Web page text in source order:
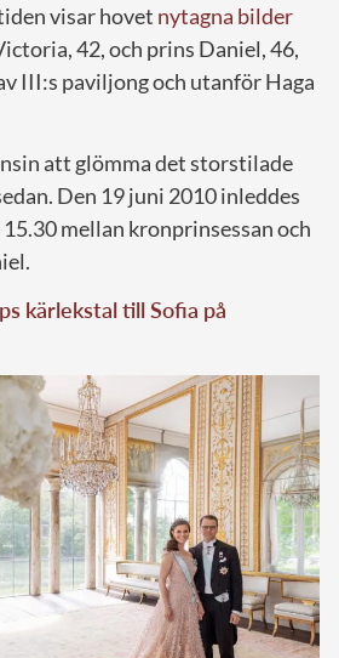
visar hovet nytagna bilder
42, och prins Daniel, 46,
III:s paviljong och utanför Haga
att glömma det storstilade
Den 19 juni 2010 inleddes
mellan kronprinsessan och
kärlekstal till Sofia på